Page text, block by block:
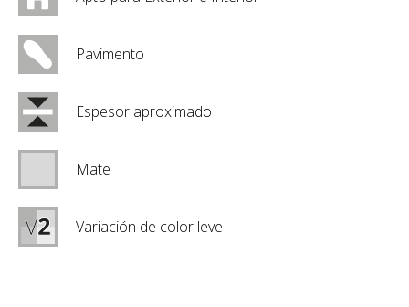
Pavimento
Espesor aproximado
Mate
Variación de color leve